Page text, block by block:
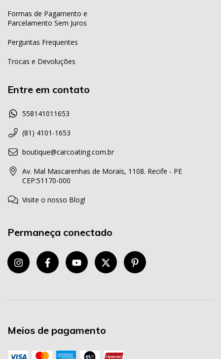
Formas de Pagamento e
Parcelamento Sem Juros
Perguntas Frequentes
Trocas e Devoluções
Entre em contato
558141011653
(81) 4101-1653
boutique@carcoating.com.br
Av. Mal Mascarenhas de Morais, 1108. Recife - PE
CEP:51170-000
Visite o nosso Blog!
Permaneça conectado
Meios de pagamento